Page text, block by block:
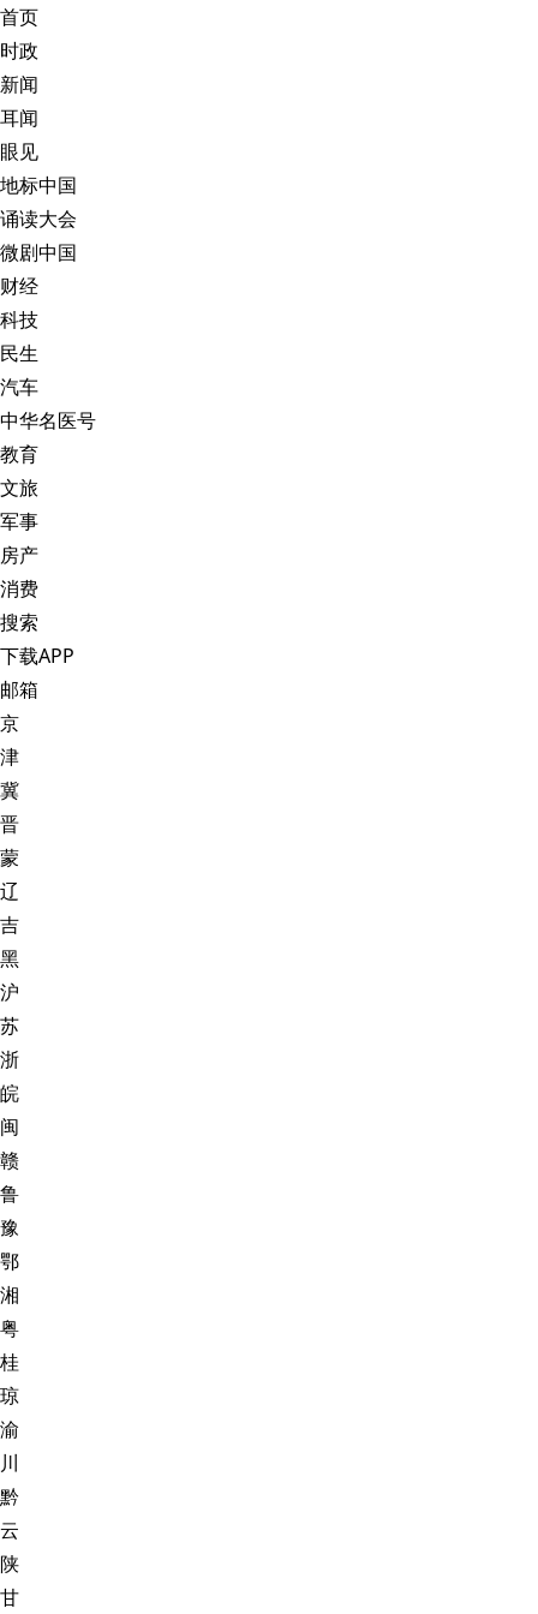
首页
时政
新闻
耳闻
眼见
地标中国
诵读大会
微剧中国
财经
科技
民生
汽车
中华名医号
教育
文旅
军事
房产
消费
搜索
下载APP
邮箱
京
津
冀
晋
蒙
辽
吉
黑
沪
苏
浙
皖
闽
赣
鲁
豫
鄂
湘
粤
桂
琼
渝
川
黔
云
陕
甘